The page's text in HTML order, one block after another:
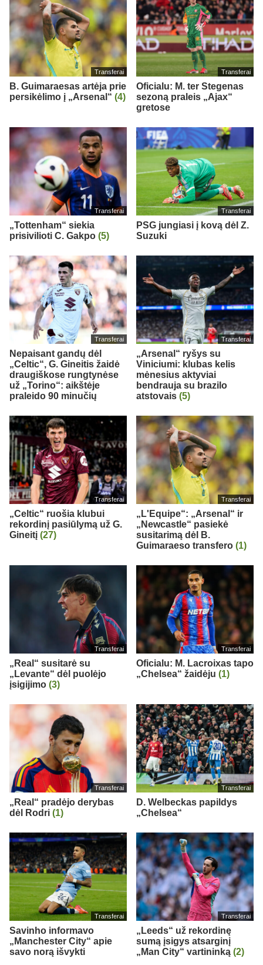
Transferai
B. Guimaraesas artėja prie
persikėlimo į „Arsenal“ (4)
Transferai
Oficialu: M. ter Stegenas
sezoną praleis „Ajax“
gretose
Transferai
„Tottenham“ siekia
prisivilioti C. Gakpo (5)
Transferai
PSG jungiasi į kovą dėl Z.
Suzuki
Transferai
Nepaisant gandų dėl
„Celtic“, G. Gineitis žaidė
draugiškose rungtynėse
už „Torino“: aikštėje
praleido 90 minučių
Transferai
„Arsenal“ ryšys su
Viniciumi: klubas kelis
mėnesius aktyviai
bendrauja su brazilo
atstovais (5)
Transferai
„Celtic“ ruošia klubui
rekordinį pasiūlymą už G.
Gineitį (27)
Transferai
„L'Equipe“: „Arsenal“ ir
„Newcastle“ pasiekė
susitarimą dėl B.
Guimaraeso transfero (1)
Transferai
„Real“ susitarė su
„Levante“ dėl puolėjo
įsigijimo (3)
Transferai
Oficialu: M. Lacroixas tapo
„Chelsea“ žaidėju (1)
Transferai
„Real“ pradėjo derybas
dėl Rodri (1)
Transferai
D. Welbeckas papildys
„Chelsea“
Transferai
Savinho informavo
„Manchester City“ apie
savo norą išvykti
Transferai
„Leeds“ už rekordinę
sumą įsigys atsarginį
„Man City“ vartininką (2)